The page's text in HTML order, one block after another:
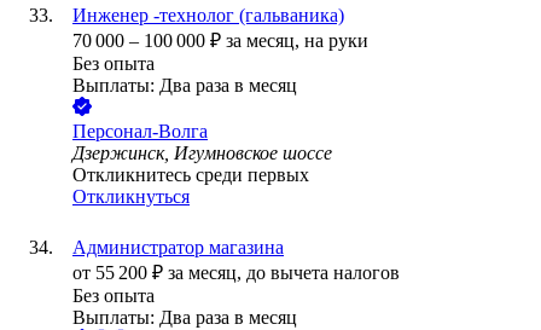
Инженер -технолог (гальваника)
70 000 – 100 000 ₽ за месяц, на руки
Без опыта
Выплаты: Два раза в месяц
Персонал-Волга
Дзержинск, Игумновское шоссе
Откликнитесь среди первых
Откликнуться
Администратор магазина
от 55 200 ₽ за месяц, до вычета налогов
Без опыта
Выплаты: Два раза в месяц